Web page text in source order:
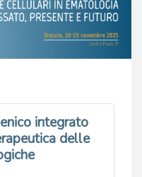
integrato
delle